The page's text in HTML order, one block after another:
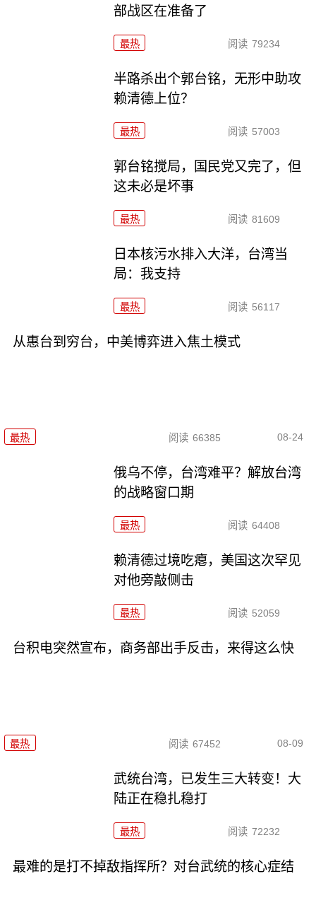
部战区在准备了
最热 阅读 79234
半路杀出个郭台铭，无形中助攻
赖清德上位？
最热 阅读 57003
郭台铭搅局，国民党又完了，但
这未必是坏事
最热 阅读 81609
日本核污水排入大洋，台湾当
局：我支持
最热 阅读 56117
从惠台到穷台，中美博弈进入焦土模式
最热 阅读 66385 08-24
俄乌不停，台湾难平？解放台湾
的战略窗口期
最热 阅读 64408
赖清德过境吃瘪，美国这次罕见
对他旁敲侧击
最热 阅读 52059
台积电突然宣布，商务部出手反击，来得这么快
最热 阅读 67452 08-09
武统台湾，已发生三大转变！大
陆正在稳扎稳打
最热 阅读 72232
最难的是打不掉敌指挥所？对台武统的核心症结